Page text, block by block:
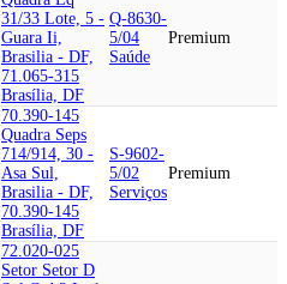
31/33 Lote, 5 -
Guara Ii,
Brasilia - DF,
71.065-315
Brasília, DF
Q-8630-
5/04
Saúde
Premium
70.390-145
Quadra Seps
714/914, 30 -
Asa Sul,
Brasilia - DF,
70.390-145
Brasília, DF
S-9602-
5/02
Serviços
Premium
72.020-025
Setor Setor D